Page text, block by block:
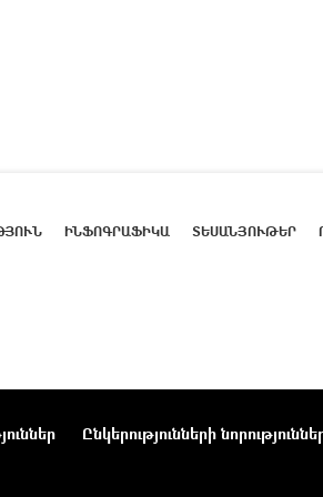
ԻՆՖՈԳՐԱՖԻԿԱ ՏԵՍԱՆՅՈՒԹԵՐ
Ընկերությունների